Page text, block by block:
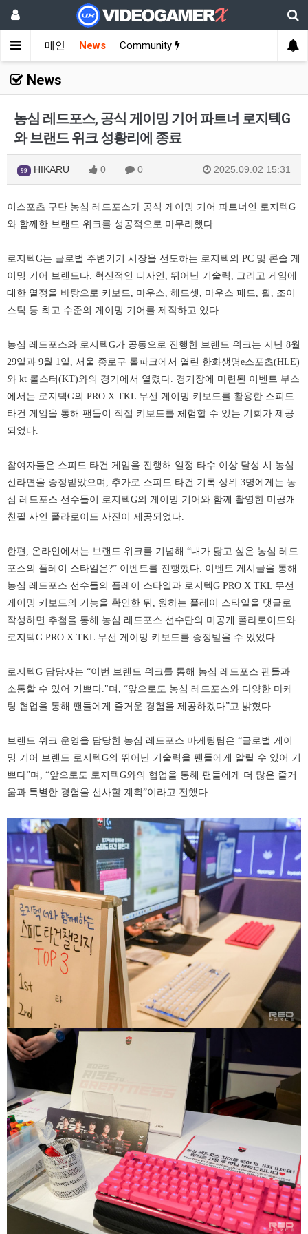
메인 News Community
News
농심 레드포스, 공식 게이밍 기어 파트너 로지텍G
와 브랜드 위크 성황리에 종료
99 HIKARU 0 0 2025.09.02 15:31
이스포츠 구단 농심 레드포스가 공식 게이밍 기어 파트너인 로지텍G
와 함께한 브랜드 위크를 성공적으로 마무리했다.
로지텍G는 글로벌 주변기기 시장을 선도하는 로지텍의 PC 및 콘솔 게
이밍 기어 브랜드다. 혁신적인 디자인, 뛰어난 기술력, 그리고 게임에
대한 열정을 바탕으로 키보드, 마우스, 헤드셋, 마우스 패드, 휠, 조이
스틱 등 최고 수준의 게이밍 기어를 제작하고 있다.
농심 레드포스와 로지텍G가 공동으로 진행한 브랜드 위크는 지난 8월
29일과 9월 1일, 서울 종로구 롤파크에서 열린 한화생명e스포츠(HLE)
와 kt 롤스터(KT)와의 경기에서 열렸다. 경기장에 마련된 이벤트 부스
에서는 로지텍G의 PRO X TKL 무선 게이밍 키보드를 활용한 스피드
타건 게임을 통해 팬들이 직접 키보드를 체험할 수 있는 기회가 제공
되었다.
참여자들은 스피드 타건 게임을 진행해 일정 타수 이상 달성 시 농심
신라면을 증정받았으며, 추가로 스피드 타건 기록 상위 3명에게는 농
심 레드포스 선수들이 로지텍G의 게이밍 기어와 함께 촬영한 미공개
친필 사인 폴라로이드 사진이 제공되었다.
한편, 온라인에서는 브랜드 위크를 기념해 “내가 닮고 싶은 농심 레드
포스의 플레이 스타일은?” 이벤트를 진행했다. 이벤트 게시글을 통해
농심 레드포스 선수들의 플레이 스타일과 로지텍G PRO X TKL 무선
게이밍 키보드의 기능을 확인한 뒤, 원하는 플레이 스타일을 댓글로
작성하면 추첨을 통해 농심 레드포스 선수단의 미공개 폴라로이드와
로지텍G PRO X TKL 무선 게이밍 키보드를 증정받을 수 있었다.
로지텍G 담당자는 “이번 브랜드 위크를 통해 농심 레드포스 팬들과
소통할 수 있어 기쁘다."며, “앞으로도 농심 레드포스와 다양한 마케
팅 협업을 통해 팬들에게 즐거운 경험을 제공하겠다”고 밝혔다.
브랜드 위크 운영을 담당한 농심 레드포스 마케팅팀은 “글로벌 게이
밍 기어 브랜드 로지텍G의 뛰어난 기술력을 팬들에게 알릴 수 있어 기
쁘다”며, “앞으로도 로지텍G와의 협업을 통해 팬들에게 더 많은 즐거
움과 특별한 경험을 선사할 계획”이라고 전했다.